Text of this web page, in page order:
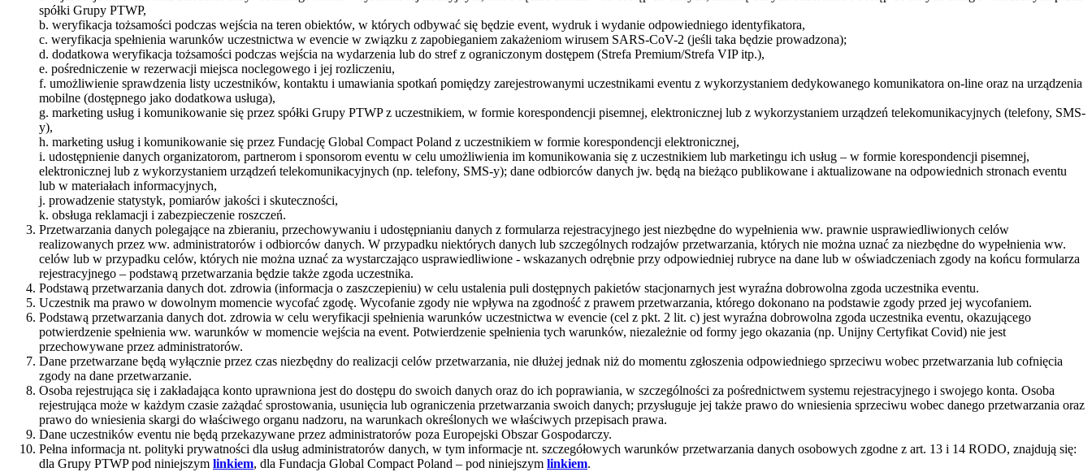
spółki Grupy PTWP,
b. weryfikacja tożsamości podczas wejścia na teren obiektów, w których odbywać się będzie event, wydruk i wydanie odpowiedniego identyfikatora,
c. weryfikacja spełnienia warunków uczestnictwa w evencie w związku z zapobieganiem zakażeniom wirusem SARS-CoV-2 (jeśli taka będzie prowadzona);
d. dodatkowa weryfikacja tożsamości podczas wejścia na wydarzenia lub do stref z ograniczonym dostępem (Strefa Premium/Strefa VIP itp.),
e. pośredniczenie w rezerwacji miejsca noclegowego i jej rozliczeniu,
f. umożliwienie sprawdzenia listy uczestników, kontaktu i umawiania spotkań pomiędzy zarejestrowanymi uczestnikami eventu z wykorzystaniem dedykowanego komunikatora on-line oraz na urządzenia
mobilne (dostępnego jako dodatkowa usługa),
g. marketing usług i komunikowanie się przez spółki Grupy PTWP z uczestnikiem, w formie korespondencji pisemnej, elektronicznej lub z wykorzystaniem urządzeń telekomunikacyjnych (telefony, SMS-
y),
h. marketing usług i komunikowanie się przez Fundację Global Compact Poland z uczestnikiem w formie korespondencji elektronicznej,
i. udostępnienie danych organizatorom, partnerom i sponsorom eventu w celu umożliwienia im komunikowania się z uczestnikiem lub marketingu ich usług – w formie korespondencji pisemnej,
elektronicznej lub z wykorzystaniem urządzeń telekomunikacyjnych (np. telefony, SMS-y); dane odbiorców danych jw. będą na bieżąco publikowane i aktualizowane na odpowiednich stronach eventu
lub w materiałach informacyjnych,
j. prowadzenie statystyk, pomiarów jakości i skuteczności,
k. obsługa reklamacji i zabezpieczenie roszczeń.
Przetwarzania danych polegające na zbieraniu, przechowywaniu i udostępnianiu danych z formularza rejestracyjnego jest niezbędne do wypełnienia ww. prawnie usprawiedliwionych celów
realizowanych przez ww. administratorów i odbiorców danych. W przypadku niektórych danych lub szczególnych rodzajów przetwarzania, których nie można uznać za niezbędne do wypełnienia ww.
celów lub w przypadku celów, których nie można uznać za wystarczająco usprawiedliwione - wskazanych odrębnie przy odpowiedniej rubryce na dane lub w oświadczeniach zgody na końcu formularza
rejestracyjnego – podstawą przetwarzania będzie także zgoda uczestnika.
Podstawą przetwarzania danych dot. zdrowia (informacja o zaszczepieniu) w celu ustalenia puli dostępnych pakietów stacjonarnych jest wyraźna dobrowolna zgoda uczestnika eventu.
Uczestnik ma prawo w dowolnym momencie wycofać zgodę. Wycofanie zgody nie wpływa na zgodność z prawem przetwarzania, którego dokonano na podstawie zgody przed jej wycofaniem.
Podstawą przetwarzania danych dot. zdrowia w celu weryfikacji spełnienia warunków uczestnictwa w evencie (cel z pkt. 2 lit. c) jest wyraźna dobrowolna zgoda uczestnika eventu, okazującego
potwierdzenie spełnienia ww. warunków w momencie wejścia na event. Potwierdzenie spełnienia tych warunków, niezależnie od formy jego okazania (np. Unijny Certyfikat Covid) nie jest
przechowywane przez administratorów.
Dane przetwarzane będą wyłącznie przez czas niezbędny do realizacji celów przetwarzania, nie dłużej jednak niż do momentu zgłoszenia odpowiedniego sprzeciwu wobec przetwarzania lub cofnięcia
zgody na dane przetwarzanie.
Osoba rejestrująca się i zakładająca konto uprawniona jest do dostępu do swoich danych oraz do ich poprawiania, w szczególności za pośrednictwem systemu rejestracyjnego i swojego konta. Osoba
rejestrująca może w każdym czasie zażądać sprostowania, usunięcia lub ograniczenia przetwarzania swoich danych; przysługuje jej także prawo do wniesienia sprzeciwu wobec danego przetwarzania oraz
prawo do wniesienia skargi do właściwego organu nadzoru, na warunkach określonych we właściwych przepisach prawa.
Dane uczestników eventu nie będą przekazywane przez administratorów poza Europejski Obszar Gospodarczy.
Pełna informacja nt. polityki prywatności dla usług administratorów danych, w tym informacje nt. szczegółowych warunków przetwarzania danych osobowych zgodne z art. 13 i 14 RODO, znajdują się:
dla Grupy PTWP pod niniejszym linkiem, dla Fundacja Global Compact Poland – pod niniejszym linkiem.